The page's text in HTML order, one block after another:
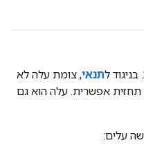
. בניגוד לתנאי, צומת עלה לא
אפשרית. עלה הוא גם
עלים: